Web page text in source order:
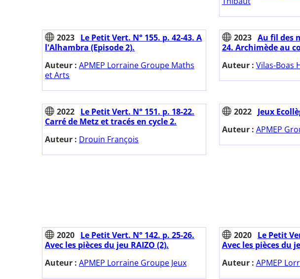
2023 Le Petit Vert. N° 155. p. 42-43. A
l'Alhambra (Episode 2).
Auteur : APMEP Lorraine Groupe Maths
et Arts
2023 Au fil des
24. Archimède au
Auteur : Vilas-Boas
2022 Le Petit Vert. N° 151. p. 18-22.
Carré de Metz et tracés en cycle 2.
Auteur : Drouin François
2022
Jeux
Auteur : APMEP
2020 Le Petit Vert. N° 142. p. 25-26.
Avec les pièces du jeu RAIZO (2).
Auteur : APMEP Lorraine Groupe Jeux
2020
Le Petit
Avec les pièces du
Auteur : APMEP